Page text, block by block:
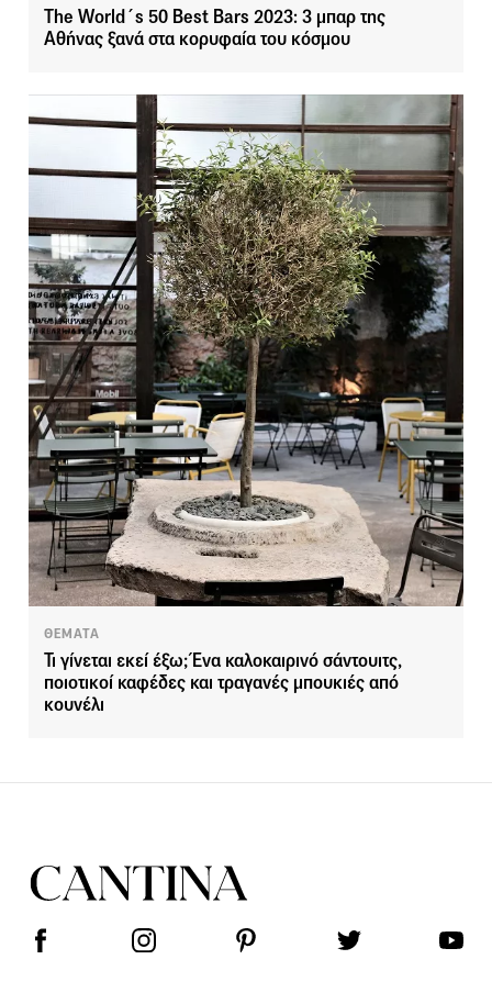
The World´s 50 Best Bars 2023: 3 μπαρ της
Αθήνας ξανά στα κορυφαία του κόσμου
ΘΕΜΑΤΑ
Τι γίνεται εκεί έξω; Ένα καλοκαιρινό σάντουιτς,
ποιοτικοί καφέδες και τραγανές μπουκιές από
κουνέλι